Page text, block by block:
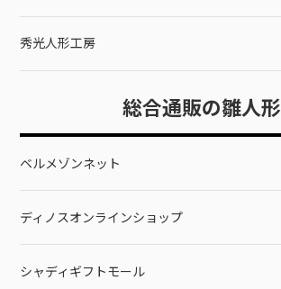
秀光人形工房
総合通販の雛人形
ベルメゾンネット
ディノスオンラインショップ
シャディギフトモール